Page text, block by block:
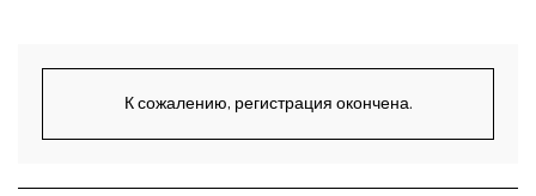
К сожалению, регистрация окончена.